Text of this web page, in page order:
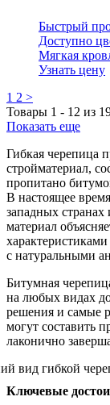
Быстрый
Доступно
Мягкая
Узнать цену
1 2 >
Товары 1 - 12 из
Показать еще
Гибкая черепица
стройматериал,
пропитано
В настоящее
западных
материал
с натуральными
Битумная
на любых видах
решения и самые
могут составить
лаконично
Ключевые